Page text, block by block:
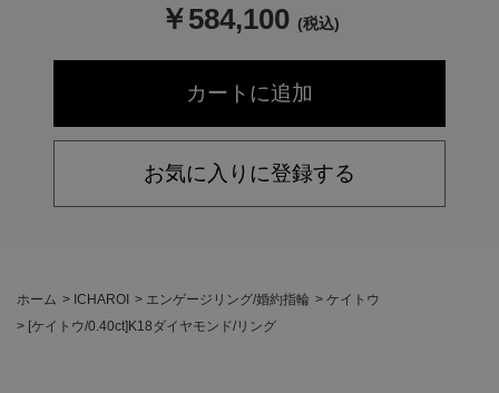
￥584,100 (税込)
お気に入りに登録する
ホーム > ICHAROI > エンゲージリング/婚約指輪 > ケイトウ
> [ケイトウ/0.40ct]K18ダイヤモンド/リング